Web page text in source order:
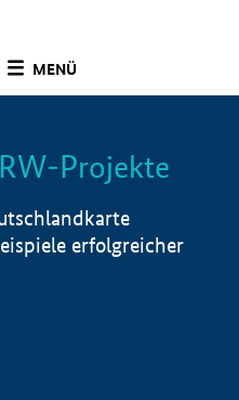
MENÜ
Info
Projekte
erfolgreicher